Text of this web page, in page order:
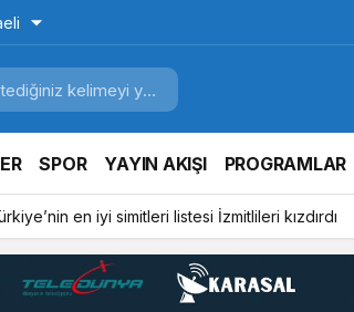
SPOR YAYIN AKIŞI PROGRAMLAR
en iyi simitleri listesi İzmitlileri kızdırdı